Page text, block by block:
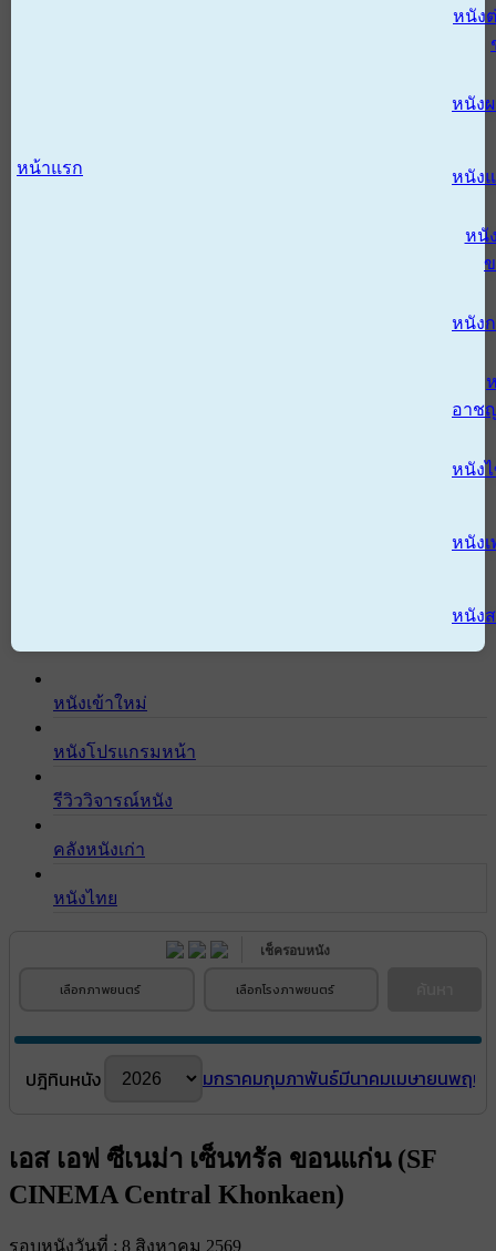
หน้าแรก
หนัง
หนัง
หนัง
หนั
หนัง
อาช
หนัง
หนังเ
หนัง
หนังเข้าใหม่
หนังโปรแกรมหน้า
รีวิววิจารณ์หนัง
คลังหนังเก่า
หนังไทย
เช็ครอบหนัง
เลือกภาพยนตร์ เลือกโรงภาพยนตร์
ปฎิทินหนัง มกราคมกุมภาพันธ์มีนาคมเมษายนพฤษ
เอส เอฟ ซีเนม่า เซ็นทรัล ขอนแก่น (SF
CINEMA Central Khonkaen)
รอบหนังวันที่ : 8 สิงหาคม 2569